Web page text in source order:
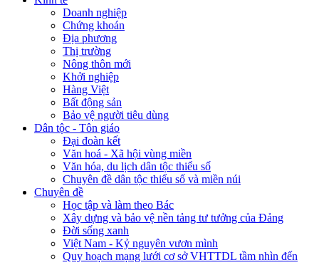
Doanh nghiệp
Chứng khoán
Địa phương
Thị trường
Nông thôn mới
Khởi nghiệp
Hàng Việt
Bất động sản
Bảo vệ người tiêu dùng
Dân tộc - Tôn giáo
Đại đoàn kết
Văn hoá - Xã hội vùng miền
Văn hóa, du lịch dân tộc thiểu số
Chuyên đề dân tộc thiểu số và miền núi
Chuyên đề
Học tập và làm theo Bác
Xây dựng và bảo vệ nền tảng tư tưởng của Đảng
Đời sống xanh
Việt Nam - Kỷ nguyên vươn mình
Quy hoạch mạng lưới cơ sở VHTTDL tầm nhìn đến